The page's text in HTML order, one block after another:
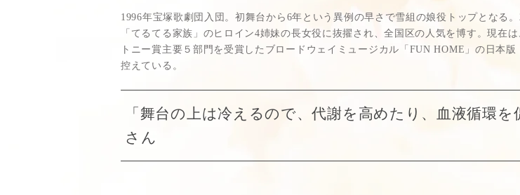
1996年宝塚歌劇団入団。初舞台から6年という異例の早さで雪組の娘役トップとなる
「てるてる家族」のヒロイン4姉妹の長女役に抜擢され、全国区の人気を博す。現在
トニー賞主要５部門を受賞したブロードウェイミュージカル「FUN HOME」の日本版
控えている。
「舞台の上は冷えるので、代謝を高めたり、血液循環
さん